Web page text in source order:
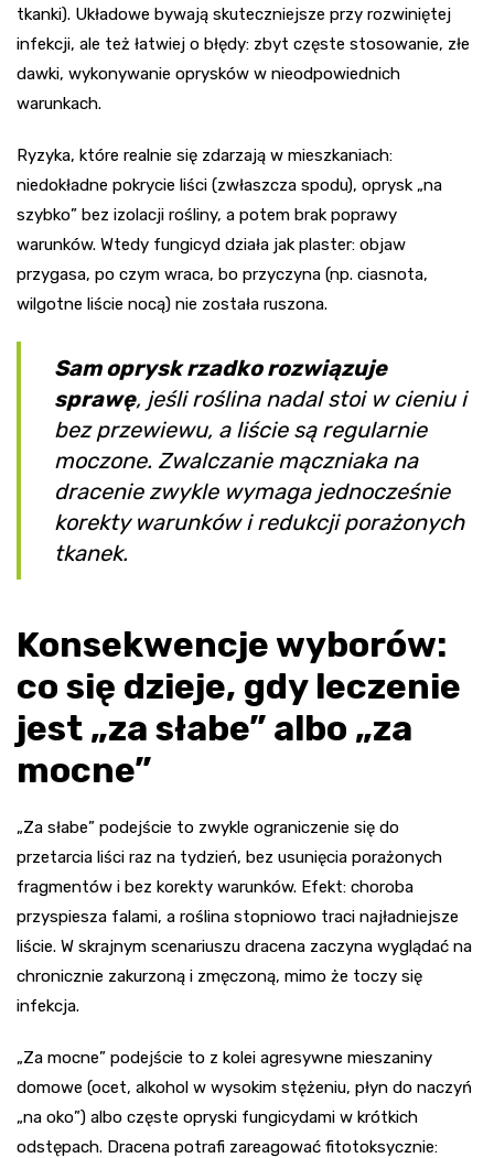
tkanki). Układowe bywają skuteczniejsze przy rozwiniętej
infekcji, ale też łatwiej o błędy: zbyt częste stosowanie, złe
dawki, wykonywanie oprysków w nieodpowiednich
warunkach.
Ryzyka, które realnie się zdarzają w mieszkaniach:
niedokładne pokrycie liści (zwłaszcza spodu), oprysk „na
szybko” bez izolacji rośliny, a potem brak poprawy
warunków. Wtedy fungicyd działa jak plaster: objaw
przygasa, po czym wraca, bo przyczyna (np. ciasnota,
wilgotne liście nocą) nie została ruszona.
Sam oprysk rzadko rozwiązuje
sprawę, jeśli roślina nadal stoi w cieniu i
bez przewiewu, a liście są regularnie
moczone. Zwalczanie mączniaka na
dracenie zwykle wymaga jednocześnie
korekty warunków i redukcji porażonych
tkanek.
Konsekwencje wyborów:
co się dzieje, gdy leczenie
jest „za słabe” albo „za
mocne”
„Za słabe” podejście to zwykle ograniczenie się do
przetarcia liści raz na tydzień, bez usunięcia porażonych
fragmentów i bez korekty warunków. Efekt: choroba
przyspiesza falami, a roślina stopniowo traci najładniejsze
liście. W skrajnym scenariuszu dracena zaczyna wyglądać na
chronicznie zakurzoną i zmęczoną, mimo że toczy się
infekcja.
„Za mocne” podejście to z kolei agresywne mieszaniny
domowe (ocet, alkohol w wysokim stężeniu, płyn do naczyń
„na oko”) albo częste opryski fungicydami w krótkich
odstępach. Dracena potrafi zareagować fitotoksycznie: